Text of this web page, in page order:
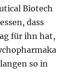
Biotech
dass
für ihn hat,
so in